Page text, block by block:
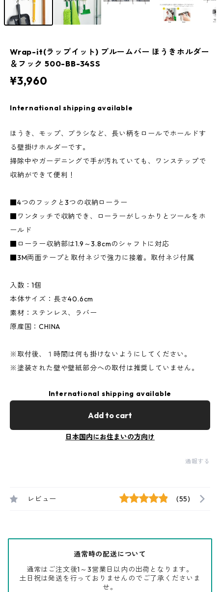
Wrap-it(ラップイット) ブルームバー ほうきホルダー
＆フック 500-BB-34SS
¥3,960
International shipping available
ほうき、モップ、ブラシなど、長い柄をロールでホールドす
る壁掛けホルダーです。
掃除中やガーデニングで手が汚れていても、ワンステップで
収納ができて便利！
■4つのフックと3つの収納ローラー
■ワンタッチで収納でき、ローラーがしっかりとツールをホ
ールド
■ローラー収納部は1.9～3.8cmのシャフトに対応
■3M両面テープと取付ネジで強力に接着。取付ネジ付属
入数：1個
本体サイズ：長さ40.6cm
素材：ステンレス、ラバー
原産国：CHINA
※取付後、１時間は何も掛けないようにしてください。
※塗装された壁や壁紙部分への取付は推奨していません。
International shipping available
Add to cart
日本国内にお住まいの方向け
通報する
レビュー (55)
通常時の配送について
通常はご注文後1～3営業日以内の出荷となります。
土日祝は発送を行っておりませんのでご了承くださいま
せ。